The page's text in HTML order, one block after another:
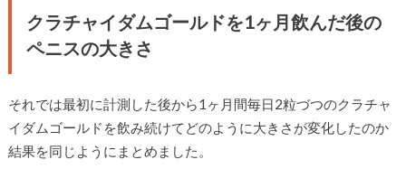
クラチャイダムゴールドを1ヶ月飲んだ後の
ペニスの大きさ
それでは最初に計測した後から1ヶ月間毎日2粒づつのクラチャ
イダムゴールドを飲み続けてどのように大きさが変化したのか
結果を同じようにまとめました。